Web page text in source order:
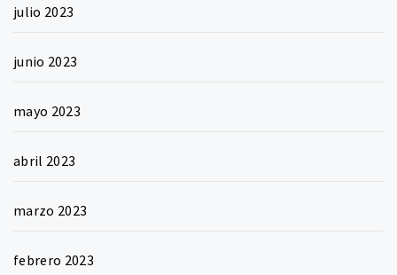
julio 2023
junio 2023
mayo 2023
abril 2023
marzo 2023
febrero 2023